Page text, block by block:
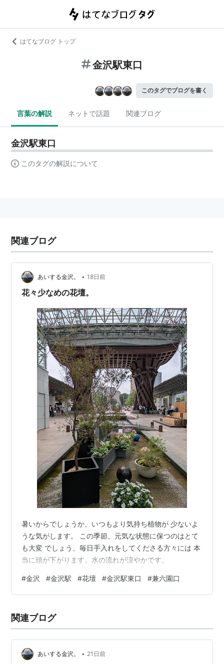
はてなブログ トップ
金沢駅東口
このタグでブログを書く
言葉の解説 ネットで話題 関連ブログ
金沢駅東口
このタグの解説について
関連ブログ
あいする金沢。 • 18日前
花々少なめの花壇。
暑いからでしょうか、いつもより気持ち植物が 少ないよ
うな気がします。 この季節、元気な状態に保つのはとて
も大変 でしょう、毎日手入れをしてくださる方々には 本
当に頭が下がります。水の流れが涼やかです。
#金沢 #金沢駅 #花壇 #金沢駅東口 #兼六園口
関連ブログ
あいする金沢。 • 21日前